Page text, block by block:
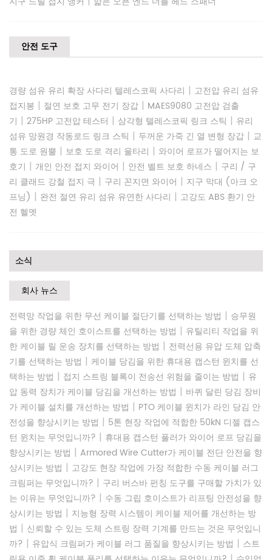
안전 도구
경량 섬유 유리 확장 사다리 텔레스코픽 사다리 | 고전압 유리 섬유
접지봉 | 절연 보호 고무 전기 장갑 | MAES9080 고전압 검출
기 | 275HP 고전압 테스터 | 삼각형 텔레스코픽 링크 스틱 | 유리
섬유 망원경 작동로드 링크 스틱 | 두꺼운 가죽 긴 열 변형 장갑 | 교
통 도로 원뿔 | 보호 도로 격리 울타리 | 와이어 로프가 떨어지는 보
호기 | 개인 안전 접지 와이어 | 안전 벨트 보호 하네스 | 구리 / 구
리 클래드 강철 접지 극 | 구리 꼰지면 와이어 | 지구 막대 (아크 오
프닝) | 완전 절연 유리 섬유 유연한 사다리 | 고강도 ABS 환기 안
전 헬멧
소식
회사 뉴스
전력망 작업을 위한 무선 케이블 절단기를 선택하는 방법 | 승무원
을 위한 경량 체인 호이스트를 선택하는 방법 | 유틸리티 작업을 위
한 케이블 릴 운송 장치를 선택하는 방법 | 전력선용 유압 도체 압축
기를 선택하는 방법 | 케이블 당김을 위한 휴대용 캡스턴 윈치를 선
택하는 방법 | 접지 스트링 블록이 전송선 위험을 줄이는 방법 | 유
압 동력 장치가 케이블 당김을 개선하는 방법 | 바퀴 달린 당김 장비
가 케이블 설치를 개선하는 방법 | PTO 케이블 윈치가 라인 당김 안
전성을 향상시키는 방법 | 5톤 현장 작업에 적합한 50kN 디젤 캡스
턴 윈치는 무엇입니까? | 휴대용 캡스턴 풀러가 와이어 로프 당김을
향상시키는 방법 | Armored Wire Cutter가 케이블 전단 안전을 향
상시키는 방법 | 고강도 현장 작업에 가장 적합한 수동 케이블 러그
크림퍼는 무엇입니까? | 구리 버스바 펀칭 도구를 구매할 가치가 있
는 이유는 무엇입니까? | 수동 그립 호이스트가 리프팅 안전성을 향
상시키는 방법 | 지능형 장력 시스템이 케이블 제어를 개선하는 방
법 | 신뢰할 수 있는 도체 스트링 장력 기계를 만드는 것은 무엇입니
까? | 유압식 크림퍼가 케이블 러그 품질을 향상시키는 방법 | 스트